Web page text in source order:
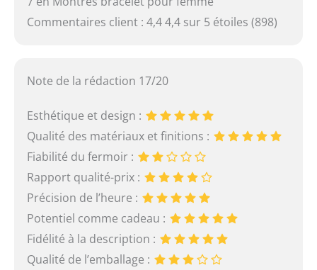
Commentaires client : 4,4 4,4 sur 5 étoiles (898)
Note de la rédaction 17/20
Esthétique et design :
Qualité des matériaux et finitions :
Fiabilité du fermoir :
Rapport qualité-prix :
Précision de l’heure :
Potentiel comme cadeau :
Fidélité à la description :
Qualité de l’emballage :